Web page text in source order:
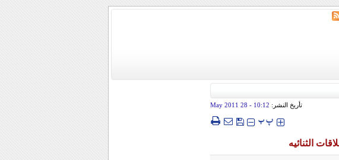
تأريخ النشر: 10:12
- 28 May 2011
‍‍‍ پپ
الثنائيه